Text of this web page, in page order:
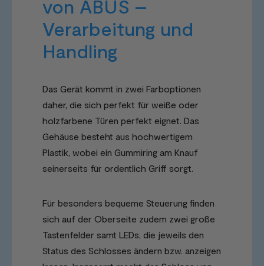
von ABUS –
Verarbeitung und
Handling
Das Gerät kommt in zwei Farboptionen
daher, die sich perfekt für weiße oder
holzfarbene Türen perfekt eignet. Das
Gehäuse besteht aus hochwertigem
Plastik, wobei ein Gummiring am Knauf
seinerseits für ordentlich Griff sorgt.
Für besonders bequeme Steuerung finden
sich auf der Oberseite zudem zwei große
Tastenfelder samt LEDs, die jeweils den
Status des Schlosses ändern bzw. anzeigen